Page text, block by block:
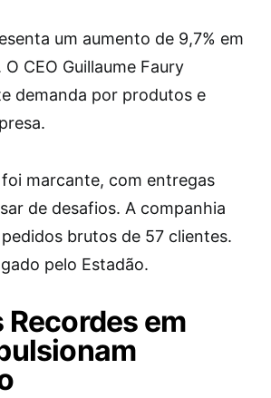
um aumento de 9,7% em
CEO Guillaume Faury
demanda por produtos e
marcante, com entregas
de desafios. A companhia
brutos de 57 clientes.
pelo Estadão.
Recordes em